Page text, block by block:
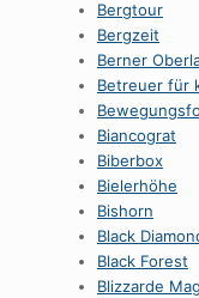
Bergtour
Bergzeit
Berner
Betreuer für
Biancograt
Biberbox
Bielerhöhe
Bishorn
Black
Black Forest
Blizzarde